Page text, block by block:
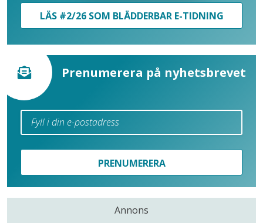
LÄS #2/26 SOM BLÄDDERBAR E-TIDNING
Prenumerera på nyhetsbrevet
PRENUMERERA
Annons